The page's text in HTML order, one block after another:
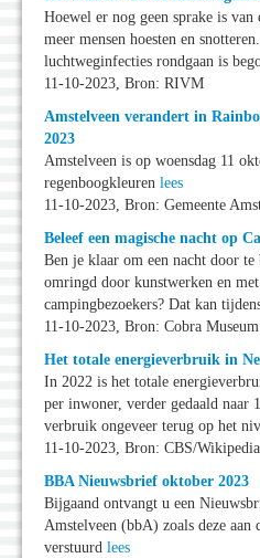
Hoewel er nog geen sprake is van
meer mensen hoesten en
luchtweginfecties rondgaan is
11-10-2023, Bron: RIVM
Amstelveen verandert in
2023
Amstelveen is op woensdag 11
regenboogkleuren lees
11-10-2023, Bron: Gemeente
Beleef een magische nacht op
Ben je klaar om een nacht door te
omringd door kunstwerken en
campingbezoekers? Dat kan
11-10-2023, Bron: Cobra Museum
Het totale energieverbruik in
In 2022 is het totale
per inwoner, verder gedaald naar
verbruik ongeveer terug op het
11-10-2023, Bron: CBS/Wikipedia
BBA Nieuwsbrief oktober 2023
Bijgaand ontvangt u een
Amstelveen (bbA) zoals deze aan
verstuurd lees